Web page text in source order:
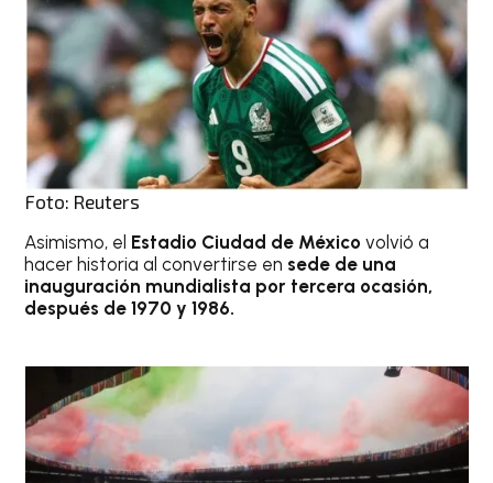
Foto: Reuters
Asimismo, el Estadio Ciudad de Méxicovolvió a
hacer historia al convertirse en sede de una
inauguración mundialista por tercera ocasión,
después de 1970 y 1986.